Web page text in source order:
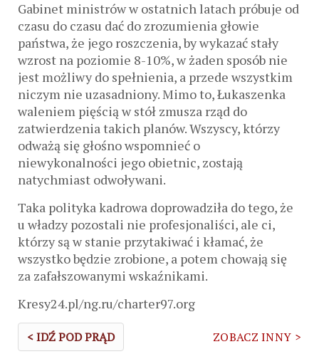
Gabinet ministrów w ostatnich latach próbuje od
czasu do czasu dać do zrozumienia głowie
państwa, że jego roszczenia, by wykazać stały
wzrost na poziomie 8-10%, w żaden sposób nie
jest możliwy do spełnienia, a przede wszystkim
niczym nie uzasadniony. Mimo to, Łukaszenka
waleniem pięścią w stół zmusza rząd do
zatwierdzenia takich planów. Wszyscy, którzy
odważą się głośno wspomnieć o
niewykonalności jego obietnic, zostają
natychmiast odwoływani.
Taka polityka kadrowa doprowadziła do tego, że
u władzy pozostali nie profesjonaliści, ale ci,
którzy są w stanie przytakiwać i kłamać, że
wszystko będzie zrobione, a potem chowają się
za zafałszowanymi wskaźnikami.
Kresy24.pl/ng.ru/charter97.org
< IDŹ POD PRĄD ZOBACZ INNY >